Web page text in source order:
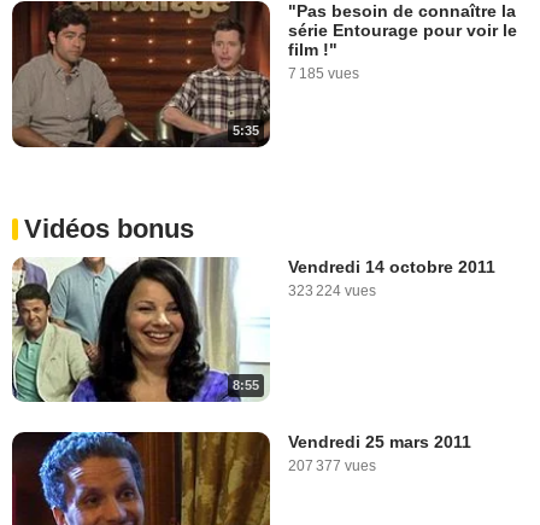
5:35
"Pas besoin de connaître la
série Entourage pour voir le
film !"
7 185 vues
Vidéos bonus
8:55
Vendredi 14 octobre 2011
323 224 vues
Vendredi 25 mars 2011
207 377 vues